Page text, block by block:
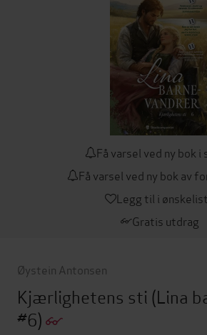
Få varsel ved ny bok i
Få varsel ved ny bok av
Legg til i
Gratis utdrag
Øystein Antonsen
Kjærlighetens sti (Lina
#6)